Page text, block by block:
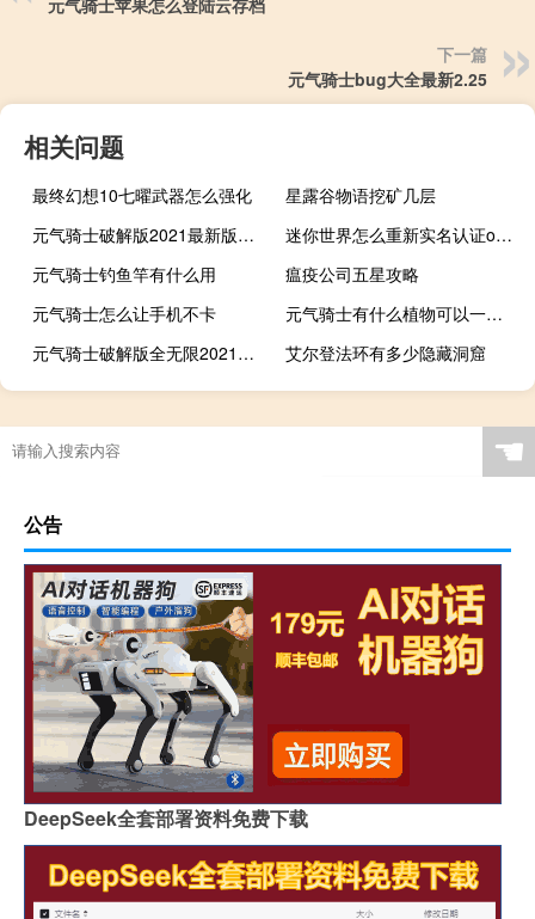
元气骑士苹果怎么登陆云存档
下一篇
元气骑士bug大全最新2.25
相关问题
最终幻想10七曜武器怎么强化
星露谷物语挖矿几层
元气骑士破解版2021最新版春节
迷你世界怎么重新实名认证oppo手机
元气骑士钓鱼竿有什么用
瘟疫公司五星攻略
元气骑士怎么让手机不卡
元气骑士有什么植物可以一直用
元气骑士破解版全无限2021最新版苹果下载
艾尔登法环有多少隐藏洞窟
☚
公告
DeepSeek全套部署资料免费下载